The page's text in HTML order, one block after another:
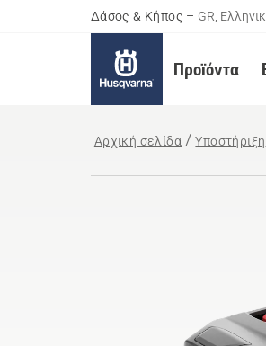
Δάσος & Κήπος – GR,
Προϊόντα
Αρχική σελίδα Υποστήριξη